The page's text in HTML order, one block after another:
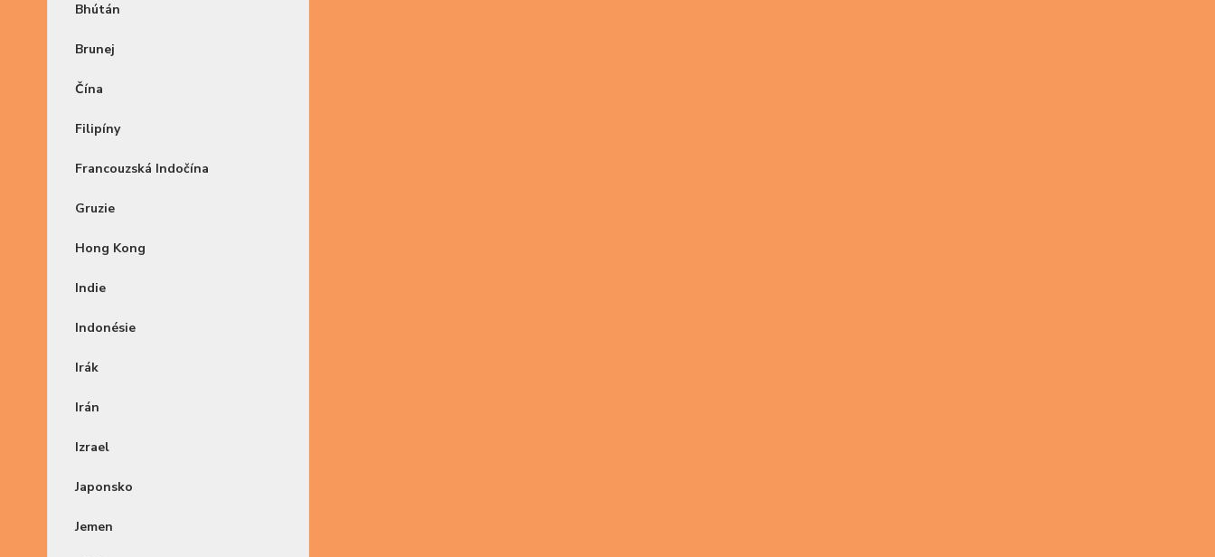
Bhútán
Brunej
Čína
Filipíny
Francouzská Indočína
Gruzie
Hong Kong
Indie
Indonésie
Irák
Irán
Izrael
Japonsko
Jemen